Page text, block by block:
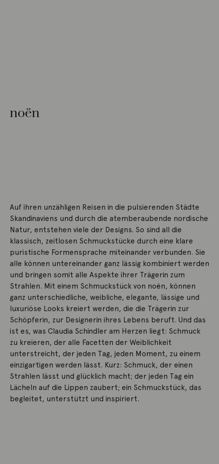
noën
Auf ihren unzähligen Reisen in die pulsierenden Städte
Skandinaviens und durch die atemberaubende nordische
Natur, entstehen viele der Designs. So sind all die
klassisch, zeitlosen Schmuckstücke durch eine klare
puristische Formensprache miteinander verbunden. Sie
alle können untereinander ganz lässig kombiniert werden
und bringen somit alle Aspekte ihrer Trägerin zum
Strahlen. Mit einem Schmuckstück von noën, können
ganz unterschiedliche, weibliche, elegante, lässige und
luxuriöse Looks kreiert werden, die die Trägerin zur
Schöpferin, zur Designerin ihres Lebens beruft. Und das
ist es, was Claudia Schindler am Herzen liegt: Schmuck
zu kreieren, der alle Facetten der Weiblichkeit
unterstreicht, der jeden Tag, jeden Moment, zu einem
einzigartigen werden lässt. Kurz: Schmuck, der einen
Strahlen lässt und glücklich macht; der jeden Tag ein
Lächeln auf die Lippen zaubert; ein Schmuckstück, das
begleitet, unterstützt und inspiriert.